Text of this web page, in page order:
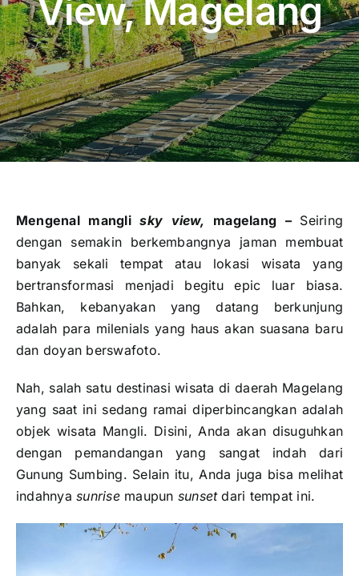
Publikasi
Peta Wisata
BLU
View, Magelang
Mengenal manglisky view, magelang – Seiring
dengan semakin berkembangnya jaman membuat
banyak sekali tempat atau lokasi wisata yang
bertransformasi menjadi begitu epic luar biasa.
Bahkan, kebanyakan yang datang berkunjung
adalah para milenials yang haus akan suasana baru
dan doyan berswafoto.
Nah, salah satu destinasi wisata di daerah Magelang
yang saat ini sedang ramai diperbincangkan adalah
objek wisata Mangli. Disini, Anda akan disuguhkan
dengan pemandangan yang sangat indah dari
Gunung Sumbing. Selain itu, Anda juga bisa melihat
indahnyasunrise maupun sunsetdari tempat ini.